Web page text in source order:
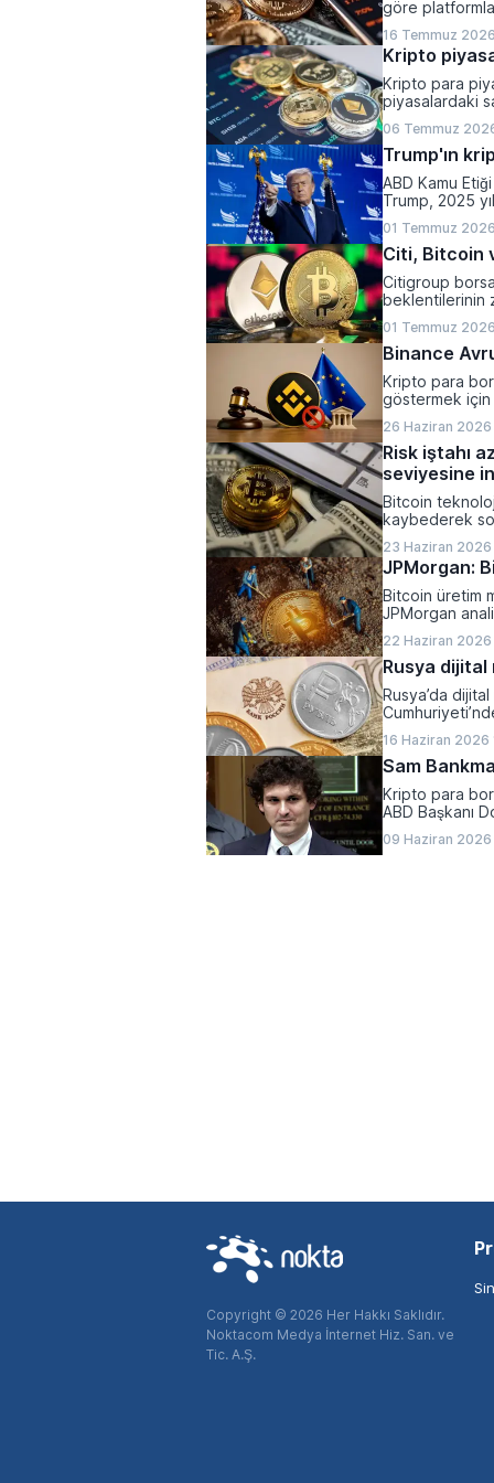
göre
olarak
16 Temmuz
Kripto
Kripto para
piyasalardaki
kaydetti.
06 Temmuz
Trump'ın
ABD Kamu
Trump, 2025
01 Temmuz
Citi, Bitcoin
Citigroup
beklentilerinin
01 Temmuz
Binance
Kripto para
göstermek için
26 Haziran 2026
Risk iştahı
seviyesine
Bitcoin
kaybederek
23 Haziran 2026
JPMorgan:
Bitcoin üretim
JPMorgan
22 Haziran 2026
Rusya dijital
Rusya’da
16 Haziran 2026
Sam
Kripto para
ABD Başkanı
09 Haziran
Copyright © 2026 Her Hakkı Saklıdır.
Noktacom Medya İnternet Hiz. San. ve
Tic. A.Ş.